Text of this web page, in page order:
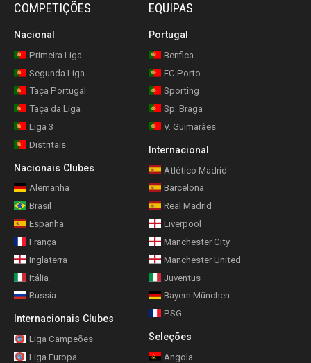
COMPETIÇÕES
Nacional
Primeira Liga
Segunda Liga
Taça Portugal
Taça da Liga
Liga 3
Distritais
Nacionais Clubes
Alemanha
Brasil
Espanha
França
Inglaterra
Itália
Rússia
Internacionais Clubes
Liga Campeões
Liga Europa
EQUIPAS
Portugal
Benfica
FC Porto
Sporting
Sp. Braga
V. Guimarães
Internacional
Atlético Madrid
Barcelona
Real Madrid
Liverpool
Manchester City
Manchester United
Juventus
Bayern München
PSG
Seleções
Angola